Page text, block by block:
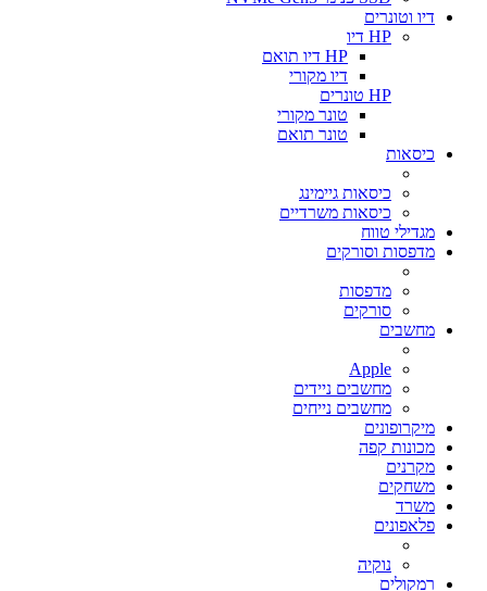
דיו וטונרים
HP דיו
HP דיו תואם
דיו מקורי
HP טונרים
טונר מקורי
טונר תואם
כיסאות
כיסאות גיימינג
כיסאות משרדיים
מגדילי טווח
מדפסות וסורקים
מדפסות
סורקים
מחשבים
Apple
מחשבים ניידים
מחשבים נייחים
מיקרופונים
מכונות קפה
מקרנים
משחקים
משרד
פלאפונים
נוקיה
רמקולים